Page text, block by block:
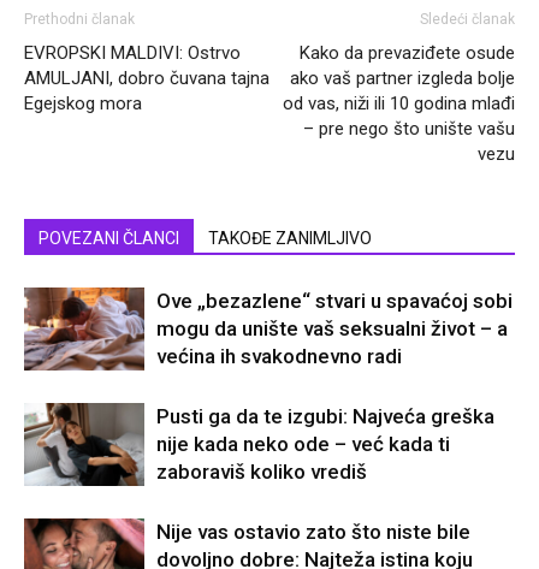
Prethodni članak
EVROPSKI MALDIVI: Ostrvo
AMULJANI, dobro čuvana tajna
Egejskog mora
Sledeći članak
Kako da prevaziđete osude
ako vaš partner izgleda bolje
od vas, niži ili 10 godina mlađi
– pre nego što unište vašu
vezu
POVEZANI ČLANCI TAKOĐE ZANIMLJIVO
Ove „bezazlene“ stvari u spavaćoj sobi
mogu da unište vaš seksualni život – a
većina ih svakodnevno radi
Pusti ga da te izgubi: Najveća greška
nije kada neko ode – već kada ti
zaboraviš koliko vrediš
Nije vas ostavio zato što niste bile
dovoljno dobre: Najteža istina koju